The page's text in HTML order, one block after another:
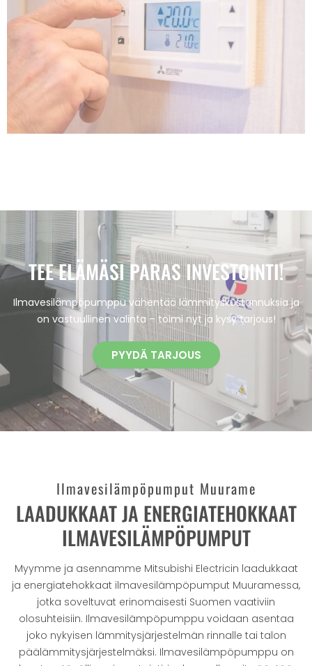
TEE ELÄMÄSI PARAS INVESTOINTI!
Ilmavesilämpöpumppu vähentää lämmityskustannuksia ja
on vastuullinen valinta – toimi nyt ja kysy tarjous!
PYYDÄ TARJOUS
Ilmavesilämpöpumput Muurame
LAADUKKAAT JA ENERGIATEHOKKAAT
ILMAVESILÄMPÖPUMPUT
Myymme ja asennamme Mitsubishi Electricin laadukkaat
ja energiatehokkaat ilmavesilämpöpumput Muuramessa,
jotka soveltuvat erinomaisesti Suomen vaativiin
olosuhteisiin. Ilmavesilämpöpumppu voidaan asentaa
joko nykyisen lämmitysjärjestelmän rinnalle tai talon
päälämmitysjärjestelmäksi. Ilmavesilämpöpumppu on